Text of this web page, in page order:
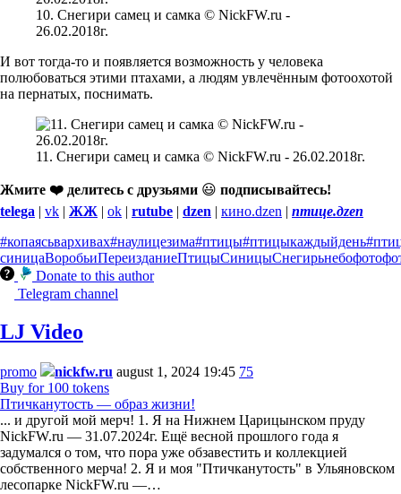
10. Снегири самец и самка © NickFW.ru -
26.02.2018г.
И вот тогда-то и появляется возможность у человека
полюбоваться этими птахами, а людям увлечённым фотоохотой
на пернатых, поснимать.
11. Снегири самец и самка © NickFW.ru - 26.02.2018г.
Жмите ❤️ делитесь с друзьями 😃 подписывайтесь!
telega | vk | ЖЖ | ok | rutube | dzen | кино.dzen | птице.дzen
#копаясьвархивах#наулицезима#птицы#птицыкаждыйдень
синицаВоробьиПереизданиеПтицыСиницыСнегирьнебофото
Donate to this author
Telegram channel
LJ Video
promo nickfw.ru august 1, 2024 19:45 75
Buy for 100 tokens
Птичканутость — образ жизни!
... и другой мой мерч! 1. Я на Нижнем Царицынском пруду
NickFW.ru — 31.07.2024г. Ещё весной прошлого года я
задумался о том, что пора уже обзавестить и коллекцией
собственного мерча! 2. Я и моя "Птичканутость" в Ульяновском
лесопарке NickFW.ru —…